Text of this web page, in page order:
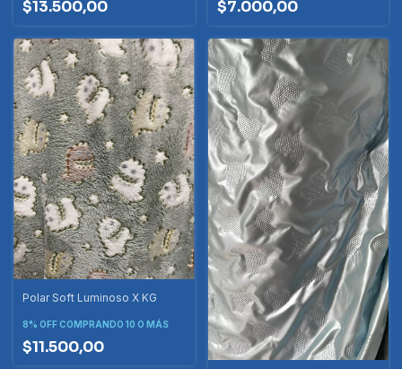
$13.500,00 $7.000,00
Polar Soft Luminoso X KG
8% OFFCOMPRANDO 10 O MÁS
$11.500,00